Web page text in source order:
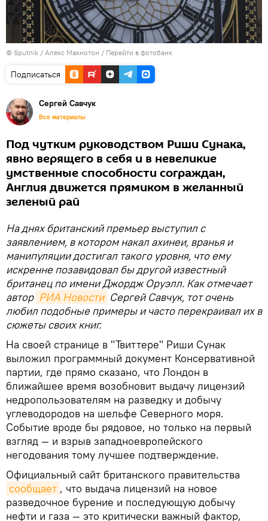
© Sputnik / Алекс Макнотон / Перейти в фотобанк
Подписаться
Сергей Савчук
Все материалы
Под чутким руководством Риши Сунака,
явно верящего в себя и в невеликие
умственные способности сограждан,
Англия движется прямиком в желанный
зеленый рай
На днях британский премьер выступил с
заявлением, в котором накал ахинеи, вранья и
манипуляции достигал такого уровня, что ему
искренне позавидовал бы другой известный
британец по имени Джордж Оруэлл. Как отмечает
автор РИА Новости Сергей Савчук, тот очень
любил подобные примеры и часто перекраивал их в
сюжеты своих книг.
На своей странице в "Твиттере" Риши Сунак
выложил программный документ Консервативной
партии, где прямо сказано, что Лондон в
ближайшее время возобновит выдачу лицензий
недропользователям на разведку и добычу
углеводородов на шельфе Северного моря.
Событие вроде бы рядовое, но только на первый
взгляд — и взрыв западноевропейского
негодования тому лучшее подтверждение.
Официальный сайт британского правительства
сообщает , что выдача лицензий на новое
разведочное бурение и последующую добычу
нефти и газа — это критически важный фактор,